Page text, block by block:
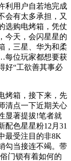
用户自若地完成
会有太多承担，又
选购电烤箱，凭仗
今天，会闪星星的
，三星、华为和柔
每位玩家都想要获
好“工欲善其事必
箱，接下来，先
清点一下近期关心
显著提拔!笔者就
配色星星粉12月31
最受注目的非8K
勾当接连不竭。带
门锁有着如何的